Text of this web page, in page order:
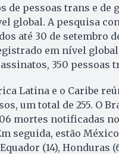
de pessoas trans e de
global. A pesquisa
até 30 de setembro
em nível
350 pessoas
Latina e o Caribe
um total de 255. O
mortes notificadas
seguida, estão México
(14), Honduras